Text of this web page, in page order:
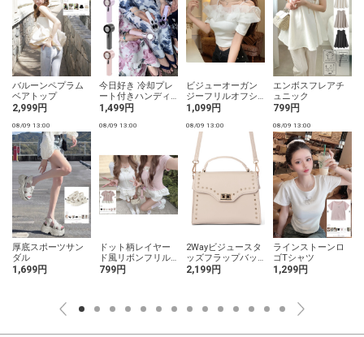
バルーンペプラム
ベアトップ
2,999円
今日好き 冷却プレ
ート付きハンディ
ファン
1,499円
ビジューオーガン
ジーフリルオフシ
ョルダーリブトッ
1,099円
エンボスフレアチ
ュニック
799円
08/09 13:00
厚底スポーツサン
ダル
1,699円
08/09 13:00
ドット柄レイヤー
ド風リボンフリル
トップス
799円
08/09 13:00
2Wayビジュースタ
ッズフラップバッ
グ
2,199円
08/09 13:00
ラインストーンロ
ゴTシャツ
1,299円